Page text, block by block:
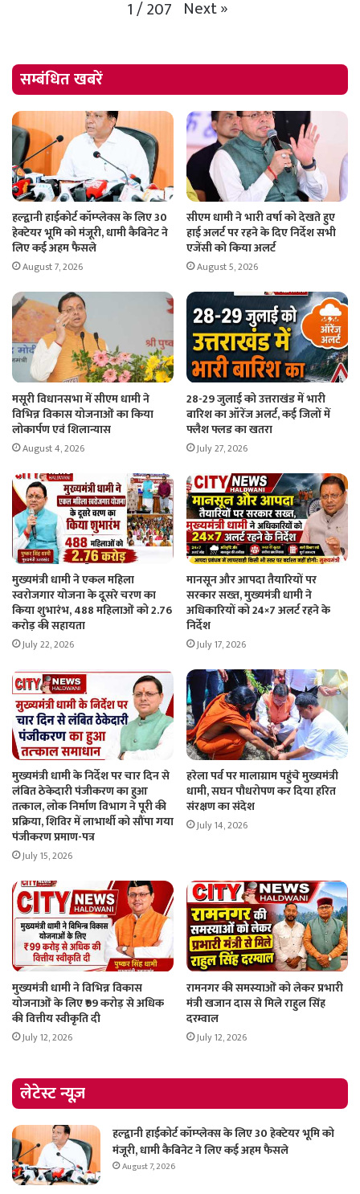
1/207 Next»
सम्बंधित खबरें
हल्द्वानी हाईकोर्ट कॉम्प्लेक्स के लिए 30
हेक्टेयर भूमि को मंजूरी, धामी कैबिनेट ने
लिए कई अहम फैसले
August 7, 2026
सीएम धामी ने भारी वर्षा को देखते हुए
हाई अलर्ट पर रहने के दिए निर्देश सभी
एजेंसी को किया अलर्ट
August 5, 2026
मसूरी विधानसभा में सीएम धामी ने
विभिन्न विकास योजनाओं का किया
लोकार्पण एवं शिलान्यास
August 4, 2026
28-29 जुलाई को उत्तराखंड में भारी
बारिश का ऑरेंज अलर्ट, कई जिलों में
फ्लैश फ्लड का खतरा
July 27, 2026
मुख्यमंत्री धामी ने एकल महिला
स्वरोजगार योजना के दूसरे चरण का
किया शुभारंभ, 488 महिलाओं को 2.76
करोड़ की सहायता
July 22, 2026
मानसून और आपदा तैयारियों पर
सरकार सख्त, मुख्यमंत्री धामी ने
अधिकारियों को 24×7 अलर्ट रहने के
निर्देश
July 17, 2026
मुख्यमंत्री धामी के निर्देश पर चार दिन से
लंबित ठेकेदारी पंजीकरण का हुआ
तत्काल, लोक निर्माण विभाग ने पूरी की
प्रक्रिया, शिविर में लाभार्थी को सौंपा गया
पंजीकरण प्रमाण-पत्र
July 15, 2026
हरेला पर्व पर मालाग्राम पहुंचे मुख्यमंत्री
धामी, सघन पौधरोपण कर दिया हरित
संरक्षण का संदेश
July 14, 2026
मुख्यमंत्री धामी ने विभिन्न विकास
योजनाओं के लिए ₹99 करोड़ से अधिक
की वित्तीय स्वीकृति दी
July 12, 2026
रामनगर की समस्याओं को लेकर प्रभारी
मंत्री खजान दास से मिले राहुल सिंह
दरम्वाल
July 12, 2026
लेटेस्ट न्यूज़
हल्द्वानी हाईकोर्ट कॉम्प्लेक्स के लिए 30 हेक्टेयर भूमि को
मंजूरी, धामी कैबिनेट ने लिए कई अहम फैसले
August 7, 2026